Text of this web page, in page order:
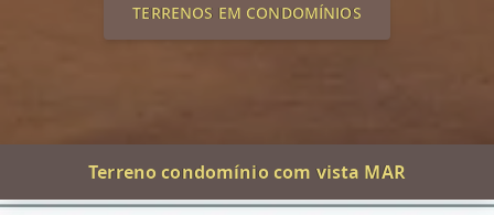
TERRENOS EM CONDOMÍNIOS
Terreno condomínio com vista MAR